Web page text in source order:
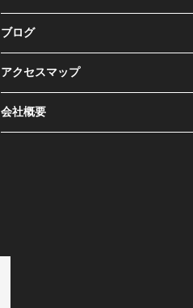
ブログ
アクセスマップ
会社概要